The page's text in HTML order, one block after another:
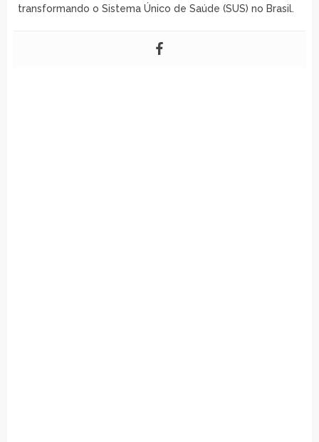
transformando o Sistema Único de Saúde (SUS) no Brasil.